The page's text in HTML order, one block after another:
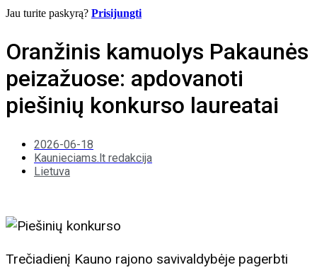
Jau turite paskyrą? Prisijungti
Oranžinis kamuolys Pakaunės
peizažuose: apdovanoti
piešinių konkurso laureatai
2026-06-18
Kaunieciams.lt redakcija
Lietuva
Trečiadienį Kauno rajono savivaldybėje pagerbti